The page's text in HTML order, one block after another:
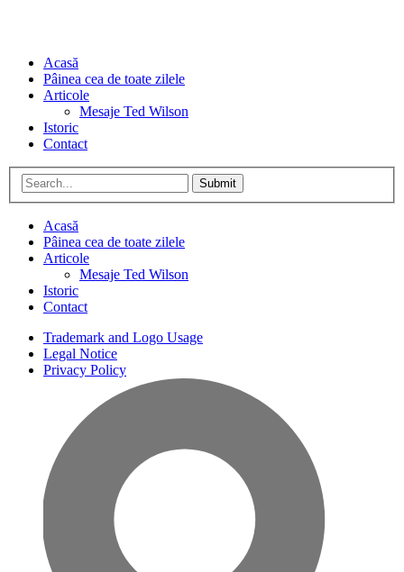
Acasă
Pâinea cea de toate zilele
Articole
Mesaje Ted Wilson
Istoric
Contact
Submit
Acasă
Pâinea cea de toate zilele
Articole
Mesaje Ted Wilson
Istoric
Contact
Trademark and Logo Usage
Legal Notice
Privacy Policy